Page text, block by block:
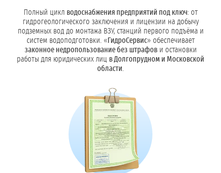
Полный цикл водоснабжения предприятий под ключ: от
гидрогеологического заключения и лицензии на добычу
подземных вод до монтажа ВЗУ, станций первого подъёма и
систем водоподготовки. «ГидроСервис» обеспечивает
законное недропользование без штрафови остановки
работы для юридических лиц в Долгопрудном и Московской
области